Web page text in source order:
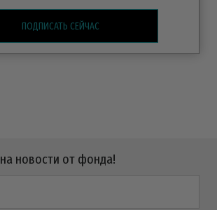
ПОДПИСАТЬ СЕЙЧАС
на новости от фонда!